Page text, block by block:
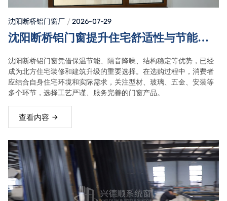
沈阳断桥铝门窗厂 2026-07-29
沈阳断桥铝门窗提升住宅舒适性与节能性
沈阳断桥铝门窗凭借保温节能、隔音降噪、结构稳定等优势，已经
成为北方住宅装修和建筑升级的重要选择。在选购过程中，消费者
应结合自身住宅环境和实际需求，关注型材、玻璃、五金、安装等
多个环节，选择工艺严谨、服务完善的门窗产品。
查看内容